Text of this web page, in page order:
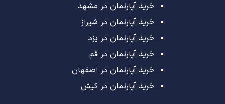
خرید آپارتمان در مشهد
خرید آپارتمان در شیراز
خرید آپارتمان در یزد
خرید آپارتمان در قم
خرید آپارتمان در اصفهان
خرید آپارتمان در کیش